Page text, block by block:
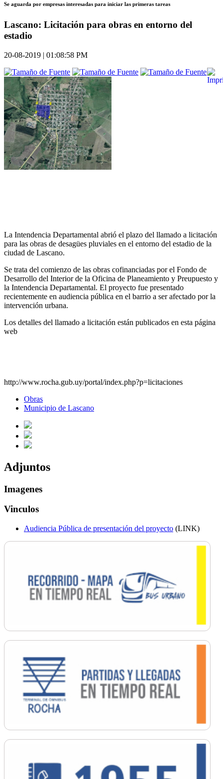
Se aguarda por empresas interesadas para iniciar las primeras tareas
Lascano: Licitación para obras en entorno del
estadio
20-08-2019 | 01:08:58 PM
La Intendencia Departamental abrió el plazo del llamado a licitación
para las obras de desagües pluviales en el entorno del estadio de la
ciudad de Lascano.
Se trata del comienzo de las obras cofinanciadas por el Fondo de
Desarrollo del Interior de la Oficina de Planeamiento y Preupuesto y
la Intendencia Departamental. El proyecto fue presentado
recientemente en audiencia pública en el barrio a ser afectado por la
intervención urbana.
Los detalles del llamado a licitación están publicados en esta página
web
http://www.rocha.gub.uy/portal/index.php?p=licitaciones
Obras
Municipio de Lascano
Adjuntos
Imagenes
Vinculos
Audiencia Pública de presentación del proyecto (LINK)